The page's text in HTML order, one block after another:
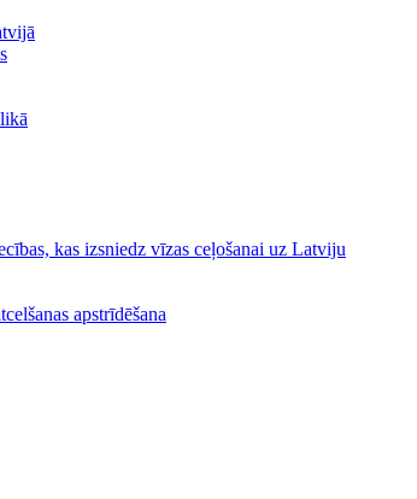
kas izsniedz vīzas ceļošanai uz Latviju
apstrīdēšana